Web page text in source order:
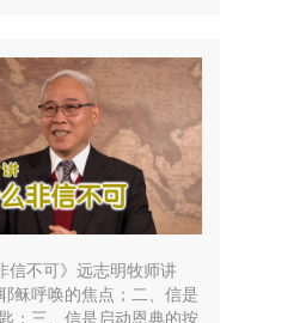
信不可》远志明牧师讲
稣呼唤的焦点；二、信是
；三、信是启动恩典的按